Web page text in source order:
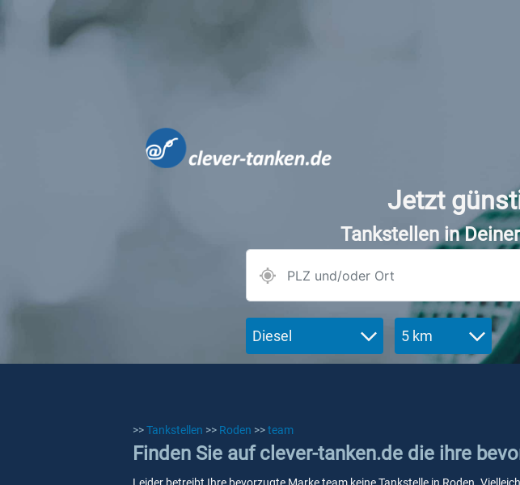
Jetzt
Tankstellen in
Diesel 5 km
>>Tankstellen >> Roden >>team
Finden Sie auf clever-tanken.de die ihre